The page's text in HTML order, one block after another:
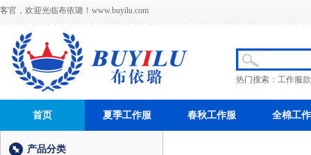
客官，欢迎光临布依璐！ www.buyilu.com
热门搜索： 工作服
首页 夏季工作服 春秋工作服 全棉工
产品分类